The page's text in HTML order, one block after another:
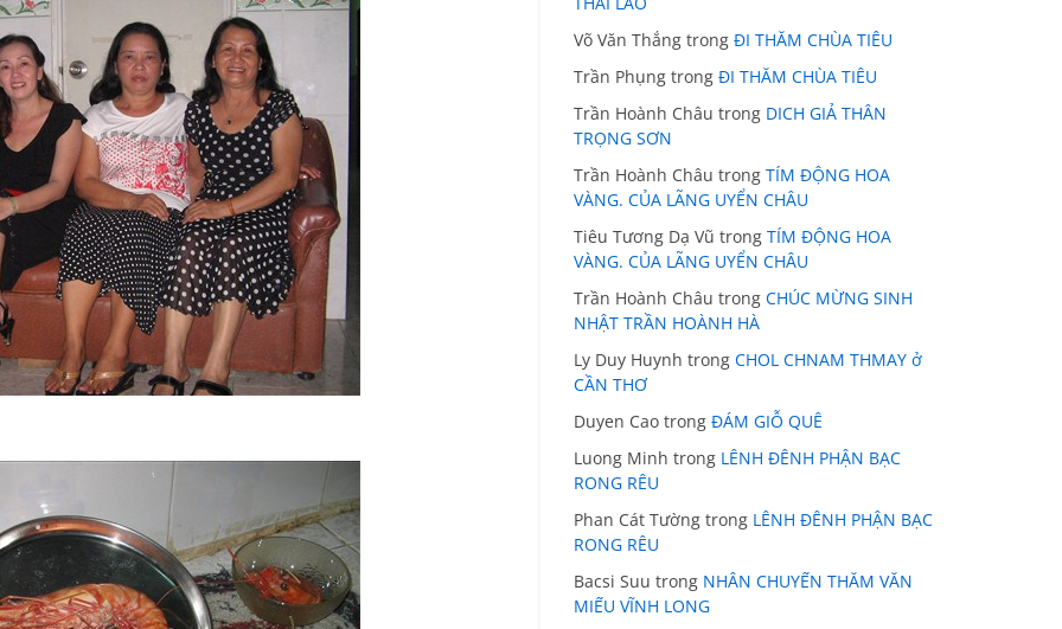
Võ Văn Thắng trong ĐI THĂM CHÙA TIÊU
Trần Phụng trong ĐI THĂM CHÙA TIÊU
Trần Hoành Châu trong DICH GIẢ THÂN
TRỌNG SƠN
Trần Hoành Châu trong TÍM ĐỘNG HOA
VÀNG. CỦA LÃNG UYỂN CHÂU
Tiêu Tương Dạ Vũ trong TÍM ĐỘNG HOA
VÀNG. CỦA LÃNG UYỂN CHÂU
Trần Hoành Châu trong CHÚC MỪNG SINH
NHẬT TRẦN HOÀNH HÀ
Ly Duy Huynh trong CHOL CHNAM THMAY ở
CẦN THƠ
Duyen Cao trong ĐÁM GIỖ QUÊ
Luong Minh trong LÊNH ĐÊNH PHẬN BẠC
RONG RÊU
Phan Cát Tường trong LÊNH ĐÊNH PHẬN BẠC
RONG RÊU
Bacsi Suu trong NHÂN CHUYẾN THĂM VĂN
MIẾU VĨNH LONG